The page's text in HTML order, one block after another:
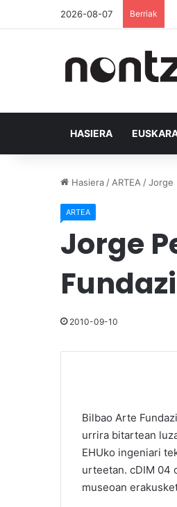
2026-08-07 Berriak
HASIERA
Hasiera / ARTEA /Jorge
ARTEA
Jorge
2010-09-10
Bilbao Arte
urrira bitartean
EHUko ingeniari
urteetan. cDIM 04
museoan